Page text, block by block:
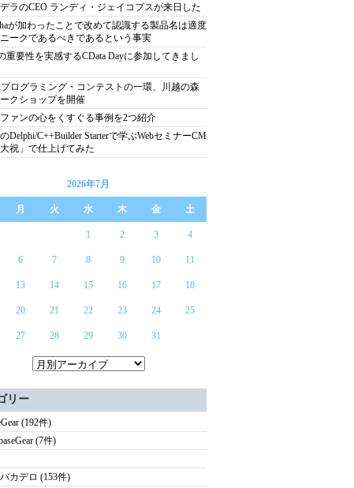
ラのCEO ランディ・ジェイコプスが来日した
が加わったことで改めて認識する製品名は適度
ークであるべきであるという事実
重要性を実感するCData Dayに参加してきまし
ログラミング・コンテストの一環、川越の森
クショップを開催
ァンの心をくすぐる事例を2つ紹介
Delphi/C++Builder Starterで学ぶWebセミナーCM
祝」で仕上げてみた
2026年7月
月 火 水 木 金 土
1 2 3 4
6 7 8 9 10 11
13 14 15 16 17 18
20 21 22 23 24 25
27 28 29 30 31
リー
(192件)
(7件)
カデロ (153件)